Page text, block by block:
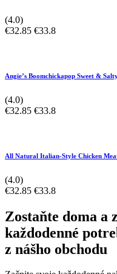
(4.0)
€32.85 €33.8
Angie’s Boomchickapop Sweet &
(4.0)
€32.85 €33.8
All Natural Italian-Style Chicken
(4.0)
€32.85 €33.8
Zostaňte doma a
každodenné
z nášho obchodu